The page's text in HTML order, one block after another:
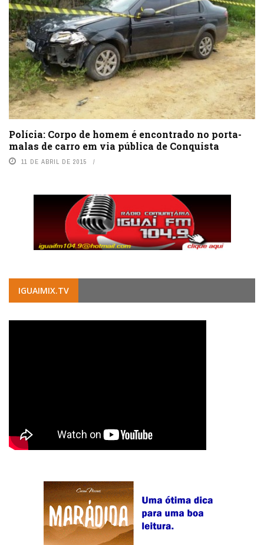
Polícia: Corpo de homem é encontrado no porta-
malas de carro em via pública de Conquista
11 DE ABRIL DE 2015
IGUAIMIX.TV